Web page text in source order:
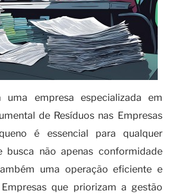
uma empresa especializada em
de Resíduos nas Empresas
é essencial para qualquer
busca não apenas conformidade
uma operação eficiente e
Empresas que priorizam a gestão